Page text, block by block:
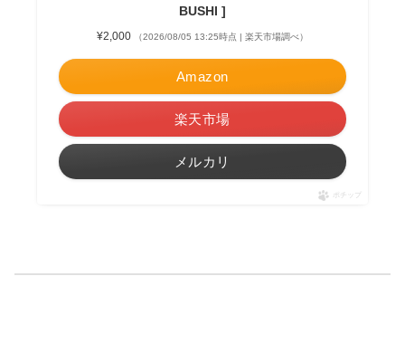
BUSHI ]
¥2,000 （2026/08/05 13:25時点 | 楽天市場調べ）
Amazon
楽天市場
メルカリ
ポチップ